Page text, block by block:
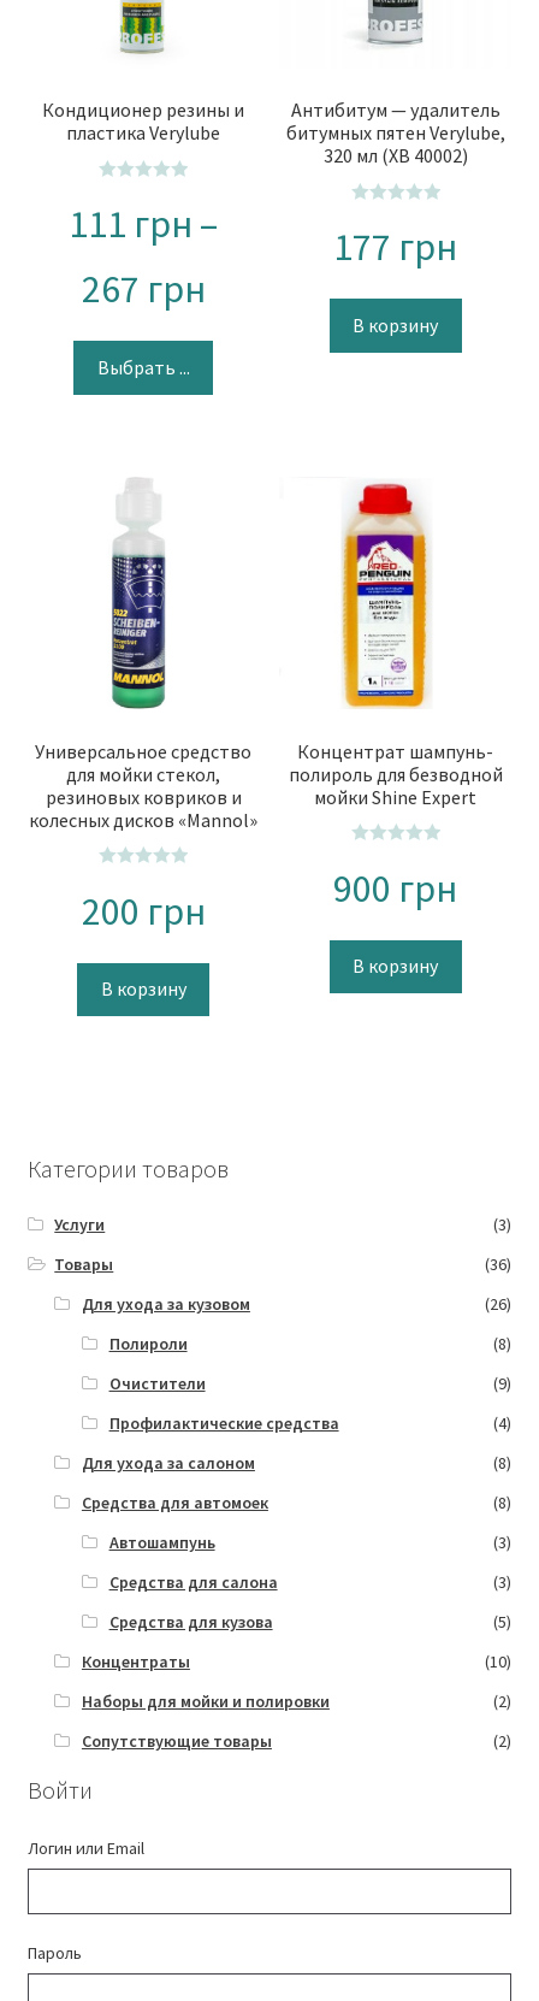
Кондиционер резины и
пластика Verylube
н
к
и
111 грн –
267 грн
Выбрать ...
Антибитум — удалитель
битумных пятен Verylube,
320 мл (XB 40002)
ц
н
к
а
177 грн
В корзину
Универсальное средство
для мойки стекол,
резиновых ковриков и
колесных дисков «Mannol»
ц
н
к
а
200 грн
В корзину
Концентрат шампунь-
полироль для безводной
мойки Shine Expert
ц
н
к
а
900 грн
В корзину
Категории товаров
Услуги
(3)
Товары
(36)
Для ухода за кузовом
(26)
Полироли
(8)
Очистители
(9)
Профилактические средства
(4)
Для ухода за салоном
(8)
Средства для автомоек
(8)
Автошампунь
(3)
Средства для салона
(3)
Средства для кузова
(5)
Концентраты
(10)
Наборы для мойки и полировки
(2)
Сопутствующие товары
(2)
Войти
Логин или Email
Пароль